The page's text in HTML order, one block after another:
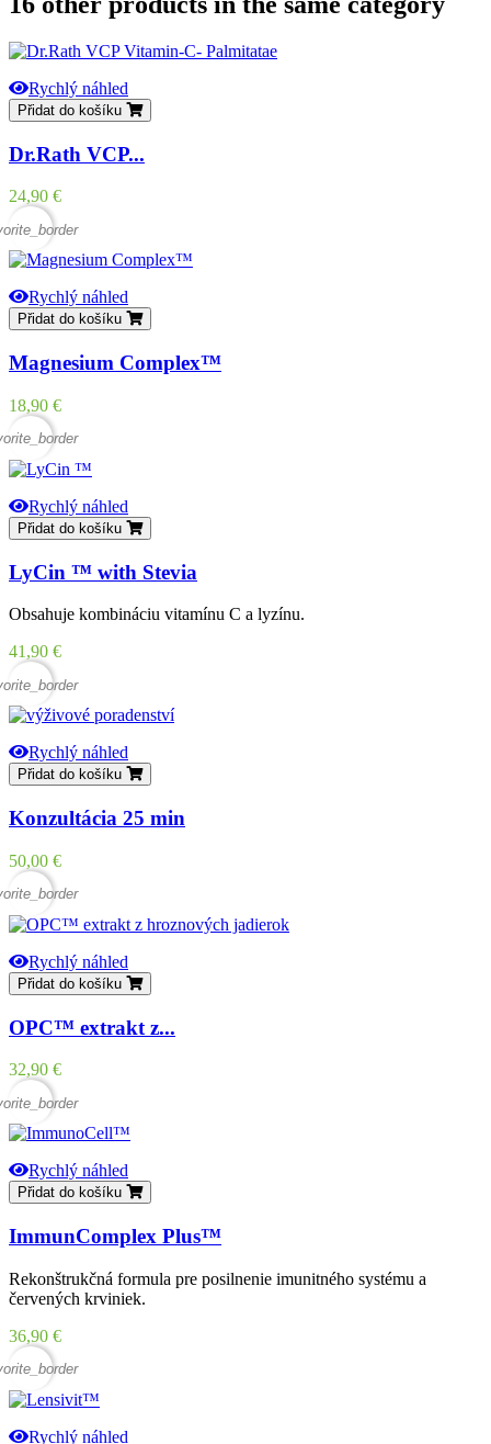
Rychlý náhled
Přidat do košíku
Dr.Rath VCP...
Cena
24,90 €
Rychlý náhled
Přidat do košíku
Magnesium Complex™
Cena
18,90 €
Rychlý náhled
Přidat do košíku
LyCin ™ with Stevia
Obsahuje kombináciu vitamínu C a lyzínu.
Cena
41,90 €
Rychlý náhled
Přidat do košíku
Konzultácia 25 min
Cena
50,00 €
Rychlý náhled
Přidat do košíku
OPC™ extrakt z...
Cena
32,90 €
Rychlý náhled
Přidat do košíku
ImmunComplex Plus™
Rekonštrukčná formula pre posilnenie imunitného systému a
červených krviniek.
Cena
36,90 €
Rychlý náhled